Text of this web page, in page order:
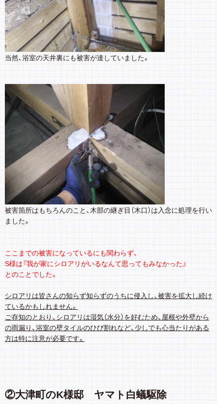
当然、浴室の天井裏にも被害が達していました。
被害箇所はもちろんのこと、木部の継ぎ目（木口）は入念に処理を行い
ました。
ここまでの被害になっているにも関わらず、
S様は『我が家にシロアリがいるなんて思ってもみなかった』
とのことでした。
シロアリは皆さんの知らず知らずのうちに侵入し、被害を拡大し続け
ているかもしれません。
ご存知のとおり、シロアリは湿気（水分）を好むため、屋根や外壁から
の雨漏り、浴室の壁タイルのひび割れなど、少しでも心当たりがある
方は特に注意が必要です。
②大津町のK様邸 ヤマト白蟻駆除